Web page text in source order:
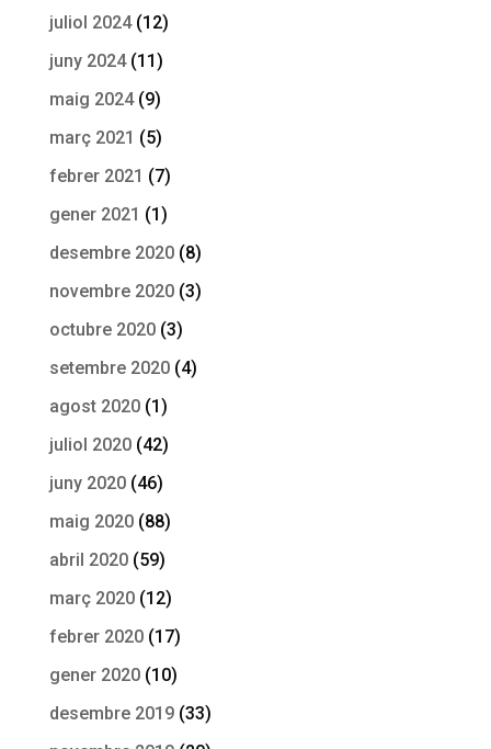
juliol 2024(12)
juny 2024(11)
maig 2024(9)
març 2021 (5)
febrer 2021 (7)
gener 2021 (1)
desembre 2020(8)
novembre 2020(3)
octubre 2020(3)
setembre 2020(4)
agost 2020(1)
juliol 2020(42)
juny 2020(46)
maig 2020(88)
abril 2020(59)
març 2020(12)
febrer 2020(17)
gener 2020(10)
desembre 2019(33)